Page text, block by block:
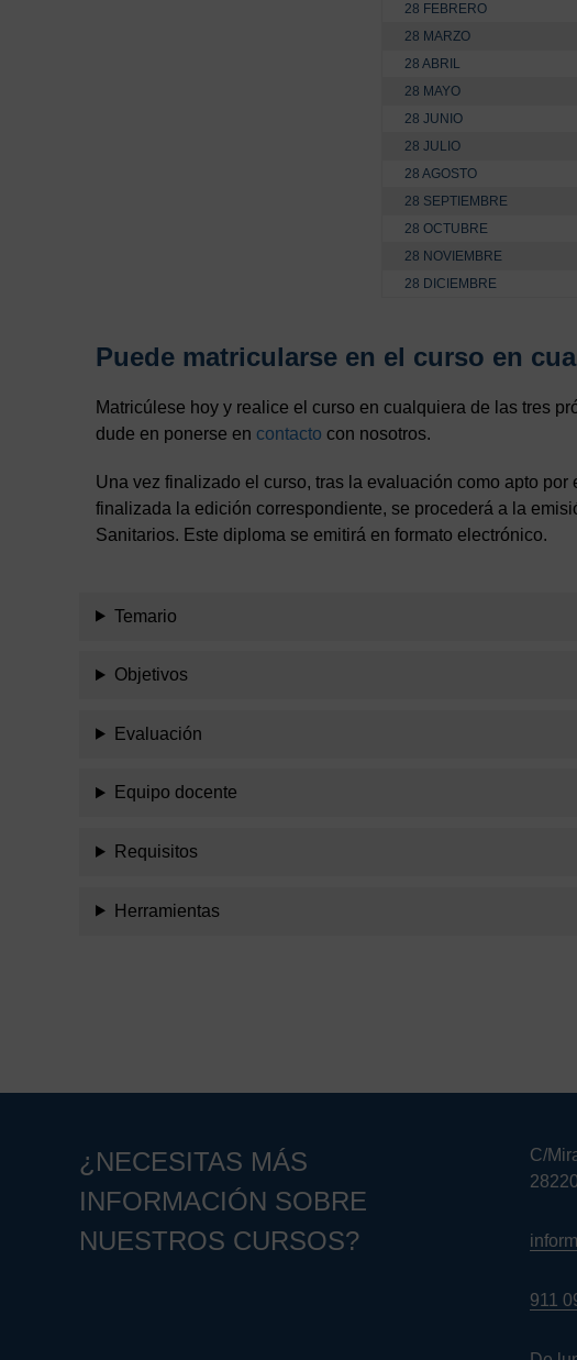
28 FEBRERO
28 MARZO
28 ABRIL
28 MAYO
28 JUNIO
28 JULIO
28 AGOSTO
28 SEPTIEMBRE
28 OCTUBRE
28 NOVIEMBRE
28 DICIEMBRE
Puede matricularse en el curso en
Matricúlese hoy y realice el curso en cualquiera de las tres
dude en ponerse en contacto con nosotros.
Una vez finalizado el curso, tras la evaluación como apto
finalizada la edición correspondiente, se procederá a la
Sanitarios. Este diploma se emitirá en formato electrónico.
Temario
Objetivos
Evaluación
Equipo docente
Requisitos
Herramientas
¿NECESITAS MÁS
INFORMACIÓN SOBRE
NUESTROS CURSOS?
C/
911